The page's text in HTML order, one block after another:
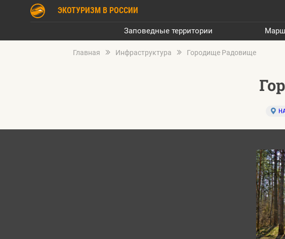
ЭКОТУРИЗМ В РОССИИ
Заповедные территории
Главная Инфраструктура Городище Радовище